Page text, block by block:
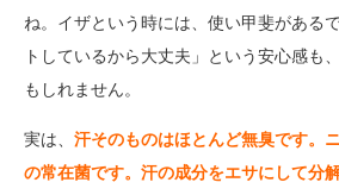
ね。イザという時には、使い甲斐がある
トしているから大丈夫」という安心感も
もしれません。
実は、 汗そのものはほとんど無臭です。
の常在菌です。汗の成分をエサにして分